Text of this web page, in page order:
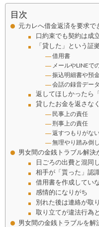
目次
元カレへ借金返済を要求で
口約束でも契約は成
「貸した」という証
借用書
メールやLINEで
振込明細書や預
会話の録音データ
返してほしかったら
貸したお金を返さな
民事上の責任
刑事上の責任
返すつもりがな
無理やり踏み倒
男女間の金銭トラブル解決
日ごろの出費と混同
相手が「貰った」認
借用書を作成してい
感情的になりがち
別れた後は連絡が取
取り立てが違法行為
男女間の金銭トラブルを解